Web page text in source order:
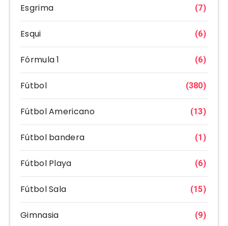
Esgrima (7)
Esqui (6)
Fórmula 1 (6)
Fútbol (380)
Fútbol Americano (13)
Fútbol bandera (1)
Fútbol Playa (6)
Fútbol Sala (15)
Gimnasia (9)